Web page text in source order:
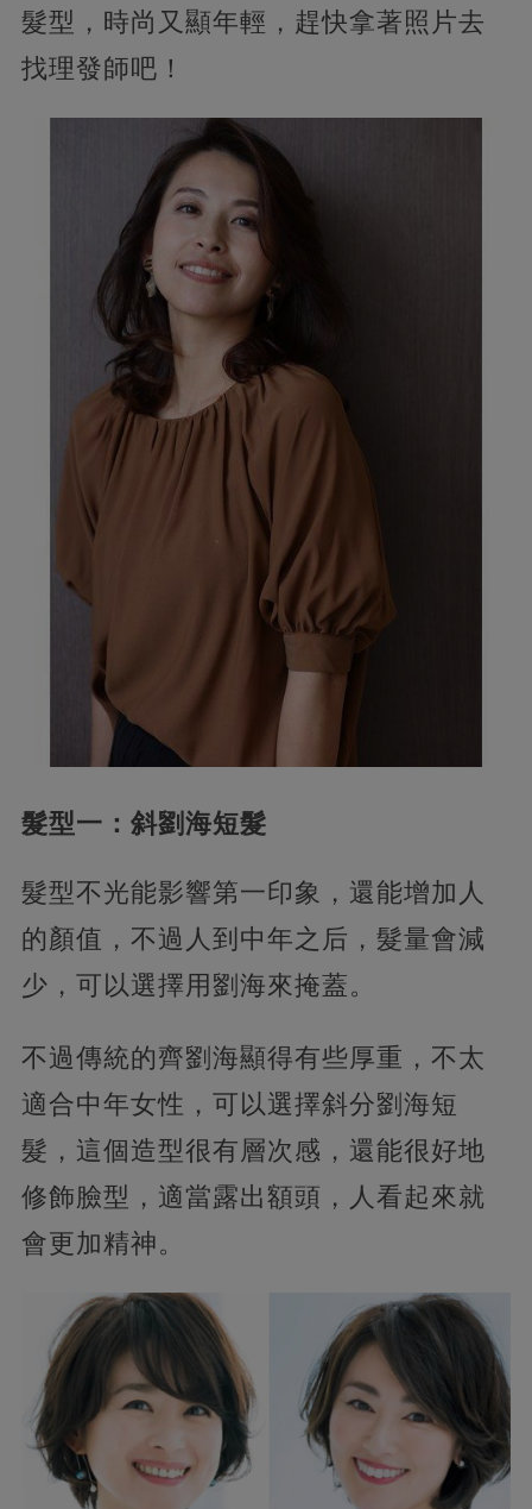
髮型，時尚又顯年輕，趕快拿著照片去
找理發師吧！
髮型一：斜劉海短髮
髮型不光能影響第一印象，還能增加人
的顏值，不過人到中年之后，髮量會減
少，可以選擇用劉海來掩蓋。
不過傳統的齊劉海顯得有些厚重，不太
適合中年女性，可以選擇斜分劉海短
髮，這個造型很有層次感，還能很好地
修飾臉型，適當露出額頭，人看起來就
會更加精神。